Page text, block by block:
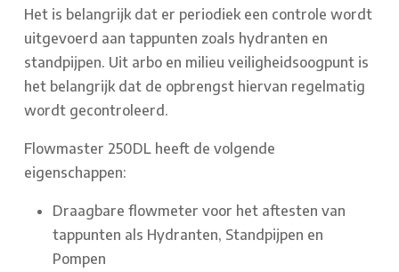
Het is belangrijk dat er periodiek een controle wordt
uitgevoerd aan tappunten zoals hydranten en
standpijpen. Uit arbo en milieu veiligheidsoogpunt is
het belangrijk dat de opbrengst hiervan regelmatig
wordt gecontroleerd.
Flowmaster 250DL heeft de volgende
eigenschappen:
Draagbare flowmeter voor het aftesten van
tappunten als Hydranten, Standpijpen en
Pompen